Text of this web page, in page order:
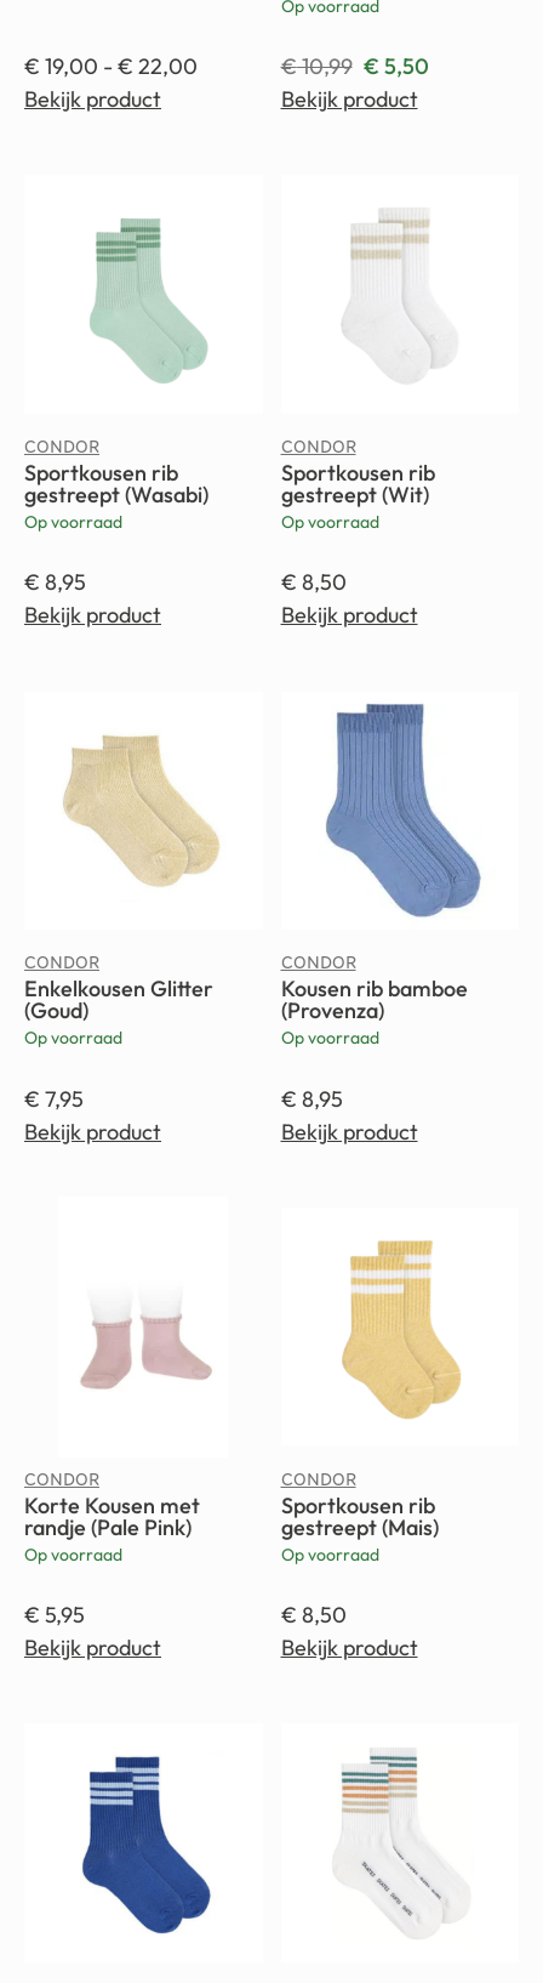
€ 19,00 - € 22,00
Bekijk product
Op voorraad
€10,99 € 5,50
Bekijk product
CONDOR
Sportkousen rib
gestreept (Wasabi)
Op voorraad
€ 8,95
Bekijk product
CONDOR
Sportkousen rib
gestreept (Wit)
Op voorraad
€ 8,50
Bekijk product
CONDOR
Enkelkousen Glitter
(Goud)
Op voorraad
€ 7,95
Bekijk product
CONDOR
Kousen rib bamboe
(Provenza)
Op voorraad
€ 8,95
Bekijk product
CONDOR
Korte Kousen met
randje (Pale Pink)
Op voorraad
€ 5,95
Bekijk product
CONDOR
Sportkousen rib
gestreept (Mais)
Op voorraad
€ 8,50
Bekijk product